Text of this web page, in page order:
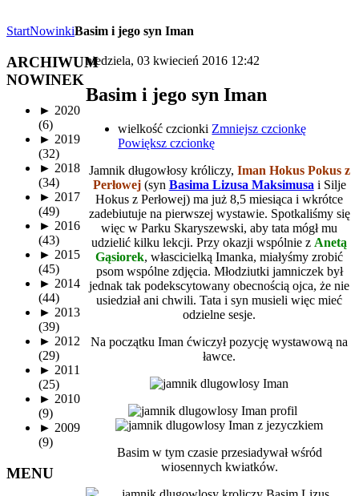
StartNowinkiBasim i jego syn Iman
niedziela, 03 kwiecień 2016 12:42
Basim i jego syn Iman
wielkość czcionki Zmniejsz czcionkę
Powiększ czcionkę
Jamnik długowłosy króliczy, Iman Hokus Pokus z
Perłowej(syn Basima Lizusa Maksimusa i Silje
Hokus z Perłowej) ma już 8,5 miesiąca i wkrótce
zadebiutuje na pierwszej wystawie. Spotkaliśmy się
więc w Parku Skaryszewski, aby tata mógł mu
udzielić kilku lekcji. Przy okazji wspólnie z Anetą
Gąsiorek, włascicielką Imanka, miałyśmy zrobić
psom wspólne zdjęcia. Młodziutki jamniczek był
jednak tak podekscytowany obecnością ojca, że nie
usiedział ani chwili. Tata i syn musieli więc mieć
odzielne sesje.
Na początku Iman ćwiczył pozycję wystawową na
ławce.
Basim w tym czasie przesiadywał wśród
wiosennych kwiatków.
ARCHIWUM
NOWINEK
► 2020
(6)
► 2019
(32)
► 2018
(34)
► 2017
(49)
► 2016
(43)
► 2015
(45)
► 2014
(44)
► 2013
(39)
► 2012
(29)
► 2011
(25)
► 2010
(9)
► 2009
(9)
MENU